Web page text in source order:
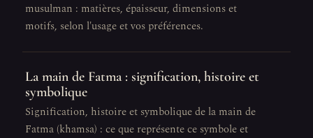
musulman : matières, épaisseur, dimensions et
motifs, selon l'usage et vos préférences.
La main de Fatma : signification, histoire et
symbolique
Signification, histoire et symbolique de la main de
Fatma (khamsa) : ce que représente ce symbole et